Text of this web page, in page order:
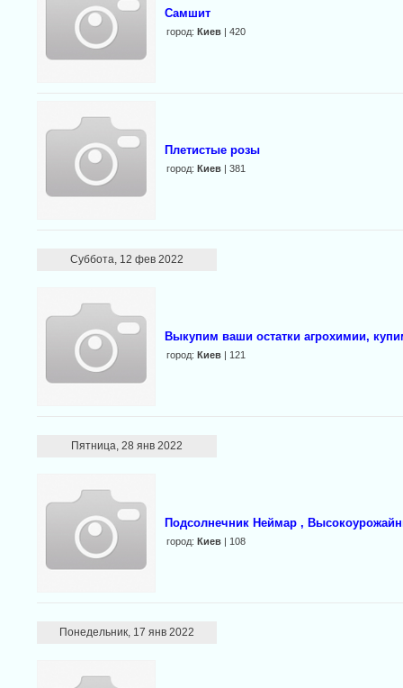
Cамшит
город: Киев| 420
Плетистые розы
город: Киев| 381
Суббота, 12 фев 2022
Выкупим ваши остатки агрохимии,
город: Киев| 121
Пятница, 28 янв 2022
Подсолнечник Неймар ,
город: Киев| 108
Понедельник, 17 янв 2022